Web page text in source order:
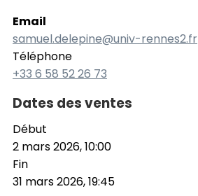
Email
samuel.delepine@univ-rennes2.fr
Téléphone
+33 6 58 52 26 73
Dates des ventes
Début
2 mars 2026, 10:00
Fin
31 mars 2026, 19:45